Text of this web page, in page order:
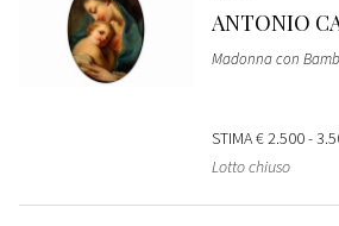
ANTONIO
Madonna con
STIMA€ 2.500 -
Lotto chiuso